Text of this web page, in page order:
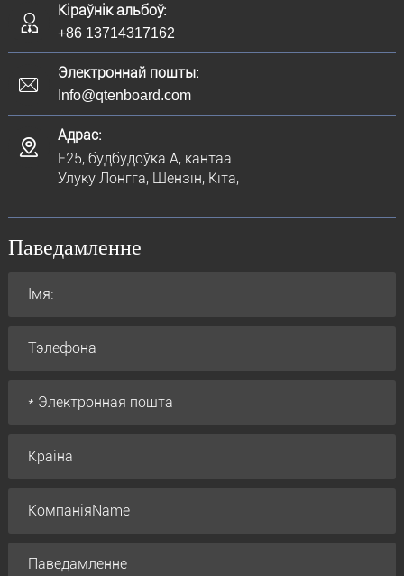
Кіраўнік альбоў:
+86 13714317162
Электроннай пошты:
Info@qtenboard.com
Адрас:
F25, будбудоўка A, кантаа
Улуку Лонгга, Шензін, Кіта,
Паведамленне